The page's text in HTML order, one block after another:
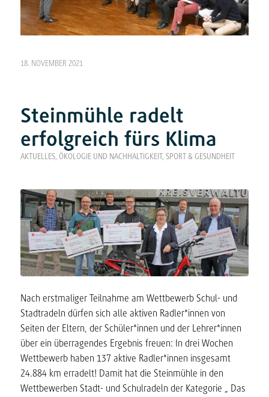
18. NOVEMBER 2021
Steinmühle radelt
erfolgreich fürs Klima
AKTUELLES, ÖKOLOGIE UND NACHHALTIGKEIT, SPORT & GESUNDHEIT
Nach erstmaliger Teilnahme am Wettbewerb Schul- und
Stadtradeln dürfen sich alle aktiven Radler*innen von
Seiten der Eltern, der Schüler*innen und der Lehrer*innen
über ein überragendes Ergebnis freuen: In drei Wochen
Wettbewerb haben 137 aktive Radler*innen insgesamt
24.884 km erradelt! Damit hat die Steinmühle in den
Wettbewerben Stadt- und Schulradeln der Kategorie „ Das